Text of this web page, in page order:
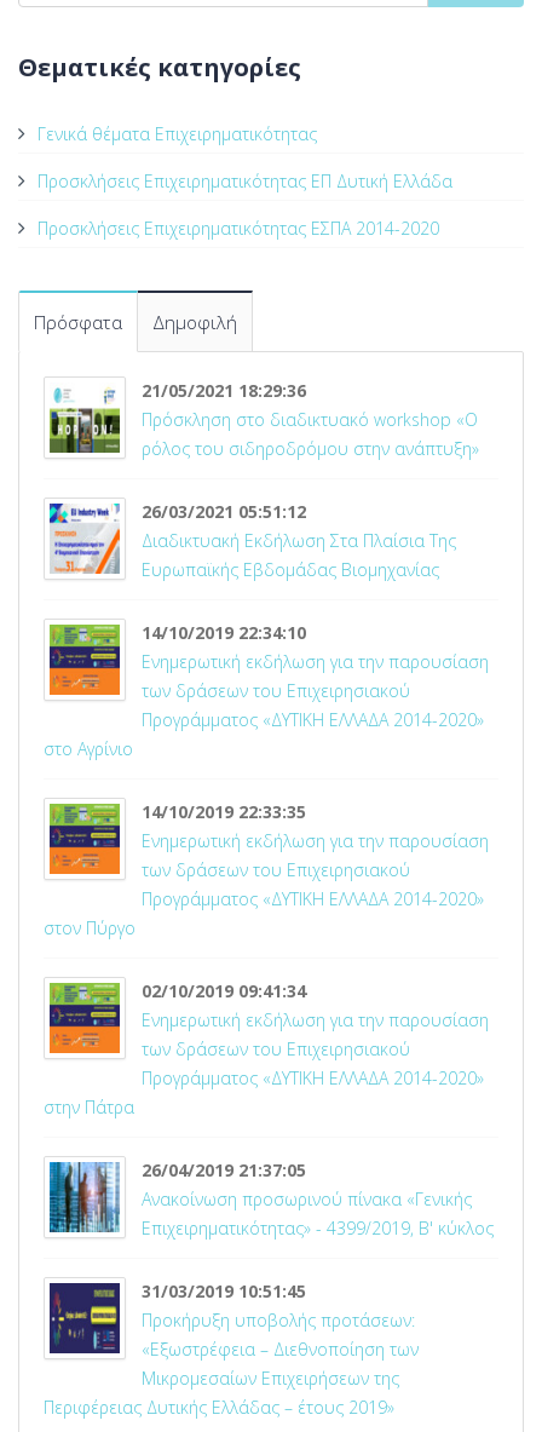
Θεματικές κατηγορίες
Γενικά θέματα Επιχειρηματικότητας
Προσκλήσεις Επιχειρηματικότητας ΕΠ Δυτική Ελλάδα
Προσκλήσεις Επιχειρηματικότητας ΕΣΠΑ 2014-2020
Πρόσφατα Δημοφιλή
21/05/2021 18:29:36
Πρόσκληση στο διαδικτυακό workshop «Ο
ρόλος του σιδηροδρόμου στην ανάπτυξη»
26/03/2021 05:51:12
Διαδικτυακή Εκδήλωση Στα Πλαίσια Της
Ευρωπαϊκής Εβδομάδας Βιομηχανίας
14/10/2019 22:34:10
Ενημερωτική εκδήλωση για την παρουσίαση
των δράσεων του Επιχειρησιακού
Προγράμματος «ΔΥΤΙΚΗ ΕΛΛΑΔΑ 2014-2020»
στο Αγρίνιο
14/10/2019 22:33:35
Ενημερωτική εκδήλωση για την παρουσίαση
των δράσεων του Επιχειρησιακού
Προγράμματος «ΔΥΤΙΚΗ ΕΛΛΑΔΑ 2014-2020»
στον Πύργο
02/10/2019 09:41:34
Ενημερωτική εκδήλωση για την παρουσίαση
των δράσεων του Επιχειρησιακού
Προγράμματος «ΔΥΤΙΚΗ ΕΛΛΑΔΑ 2014-2020»
στην Πάτρα
26/04/2019 21:37:05
Ανακοίνωση προσωρινού πίνακα «Γενικής
Επιχειρηματικότητας» - 4399/2019, Β' κύκλος
31/03/2019 10:51:45
Προκήρυξη υποβολής προτάσεων:
«Εξωστρέφεια – Διεθνοποίηση των
Μικρομεσαίων Επιχειρήσεων της
Περιφέρειας Δυτικής Ελλάδας – έτους 2019»